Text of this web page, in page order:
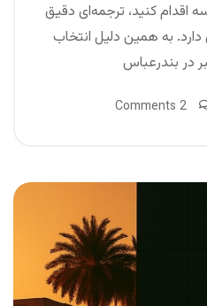
اقدام کنید، ترجمه‌ای دقیق
به همین دلیل انتخاب
در بندرعباس
2 Comments